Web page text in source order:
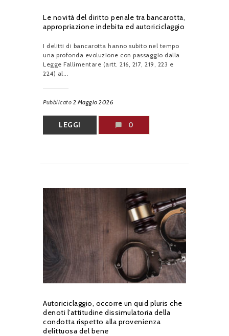
Le novità del diritto penale tra bancarotta,
appropriazione indebita ed autoriciclaggio
I delitti di bancarotta hanno subito nel tempo
una profonda evoluzione con passaggio dalla
Legge Fallimentare (artt. 216, 217, 219, 223 e
224) al...
Pubblicato 2 Maggio 2026
LEGGI 0
Autoriciclaggio, occorre un quid pluris che
denoti l’attitudine dissimulatoria della
condotta rispetto alla provenienza
delittuosa del bene